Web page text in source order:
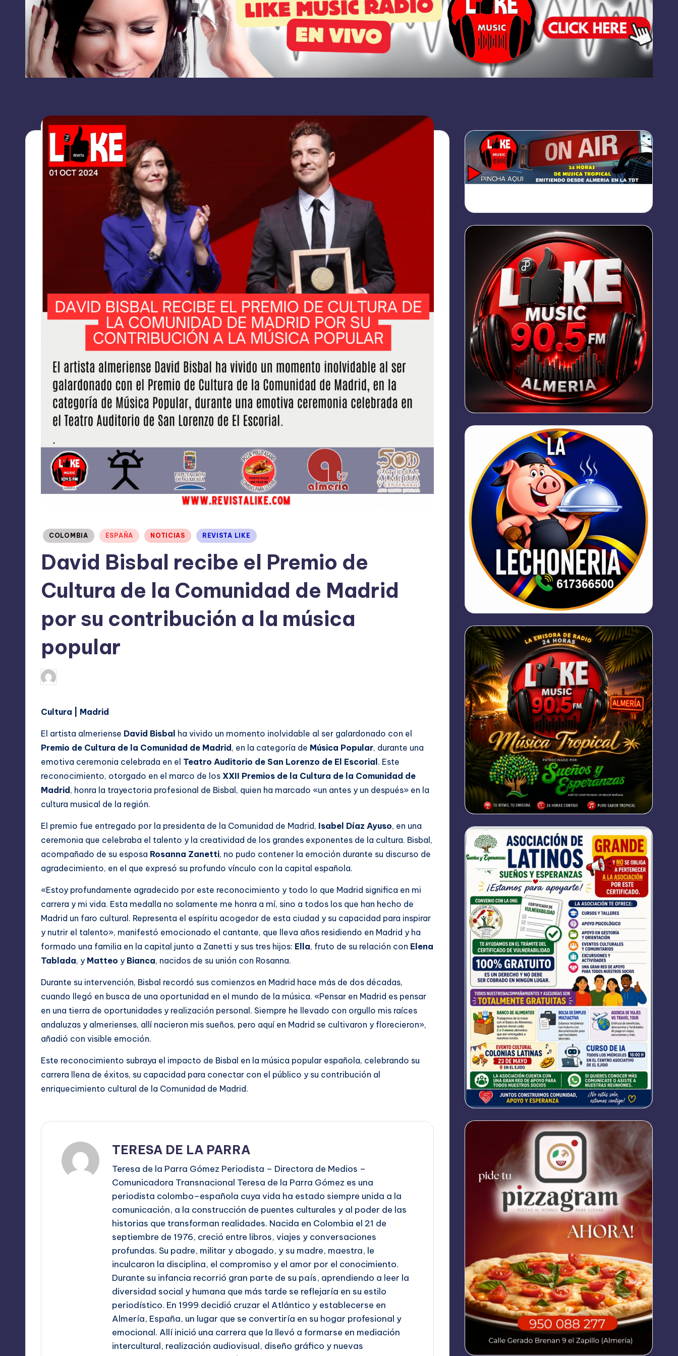
L
I
K
E
O
M
O
RRSS
contacto:
grupolikecomunicaciones@gmail.com
Publicado
COLOMBIA ESPAÑA NOTICIAS REVISTA LIKE
David Bisbal recibe el Premio de
Cultura de la Comunidad de Madrid
por su contribución a la música
popular
Publicado
por
Cultura | Madrid
El artista almeriense David Bisbal ha vivido un momento inolvidable al ser galardonado con el
Premio de Cultura de la Comunidad de Madrid , en la categoría de Música Popular, durante una
emotiva ceremonia celebrada en el Teatro Auditorio de San Lorenzo de El Escorial . Este
reconocimiento, otorgado en el marco de los XXII Premios de la Cultura de la Comunidad de
Madrid , honra la trayectoria profesional de Bisbal, quien ha marcado «un antes y un después» en la
cultura musical de la región.
El premio fue entregado por la presidenta de la Comunidad de Madrid, Isabel Díaz Ayuso, en una
ceremonia que celebraba el talento y la creatividad de los grandes exponentes de la cultura. Bisbal,
acompañado de su esposa Rosanna Zanetti, no pudo contener la emoción durante su discurso de
agradecimiento, en el que expresó su profundo vínculo con la capital española.
«Estoy profundamente agradecido por este reconocimiento y todo lo que Madrid significa en mi
carrera y mi vida. Esta medalla no solamente me honra a mí, sino a todos los que han hecho de
Madrid un faro cultural. Representa el espíritu acogedor de esta ciudad y su capacidad para inspirar
y nutrir el talento», manifestó emocionado el cantante, que lleva años residiendo en Madrid y ha
formado una familia en la capital junto a Zanetti y sus tres hijos: Ella, fruto de su relación con Elena
Tablada, y Matteo y Bianca, nacidos de su unión con Rosanna.
Durante su intervención, Bisbal recordó sus comienzos en Madrid hace más de dos décadas,
cuando llegó en busca de una oportunidad en el mundo de la música. «Pensar en Madrid es pensar
en una tierra de oportunidades y realización personal. Siempre he llevado con orgullo mis raíces
andaluzas y almerienses, allí nacieron mis sueños, pero aquí en Madrid se cultivaron y florecieron»,
añadió con visible emoción.
Este reconocimiento subraya el impacto de Bisbal en la música popular española, celebrando su
carrera llena de éxitos, su capacidad para conectar con el público y su contribución al
enriquecimiento cultural de la Comunidad de Madrid.
TERESA DE LA PARRA
Teresa de la Parra Gómez Periodista – Directora de Medios –
Comunicadora Transnacional Teresa de la Parra Gómez es una
periodista colombo–española cuya vida ha estado siempre unida a la
comunicación, a la construcción de puentes culturales y al poder de las
historias que transforman realidades. Nacida en Colombia el 21 de
septiembre de 1976, creció entre libros, viajes y conversaciones
profundas. Su padre, militar y abogado, y su madre, maestra, le
inculcaron la disciplina, el compromiso y el amor por el conocimiento.
Durante su infancia recorrió gran parte de su país, aprendiendo a leer la
diversidad social y humana que más tarde se reflejaría en su estilo
periodístico. En 1999 decidió cruzar el Atlántico y establecerse en
Almería, España, un lugar que se convertiría en su hogar profesional y
emocional. Allí inició una carrera que la llevó a formarse en mediación
intercultural, realización audiovisual, diseño gráfico y nuevas
sid=1